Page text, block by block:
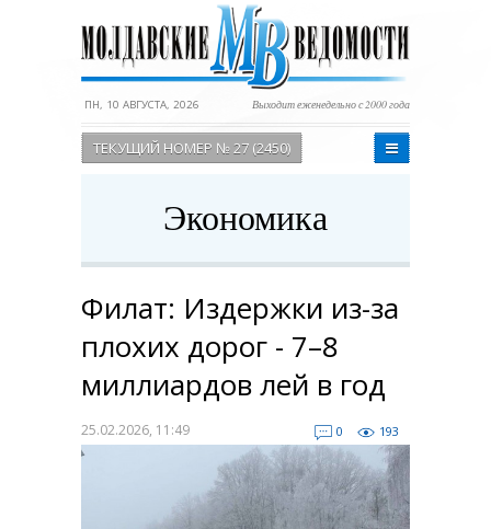
ПН, 10 АВГУСТА, 2026 Выходит еженедельно с 2000 года
ТЕКУЩИЙ НОМЕР № 27 (2450)
Экономика
Филат: Издержки из-за
плохих дорог - 7–8
миллиардов лей в год
25.02.2026, 11:49 0 193